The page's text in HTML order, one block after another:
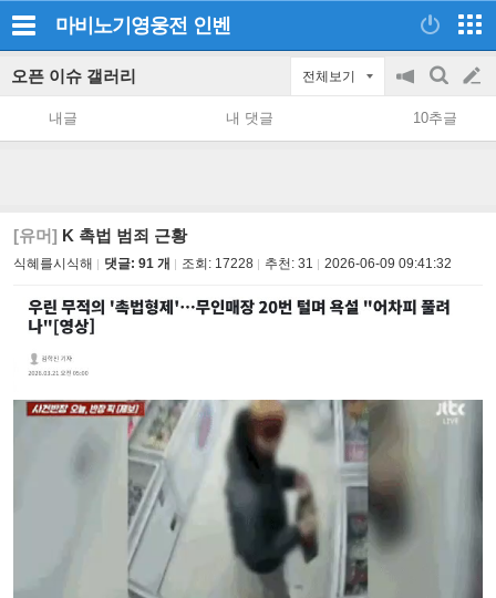
마비노기영웅전 인벤
오픈 이슈 갤러리 전체보기
공
지
on/off
검
색
글
쓰
내글 내 댓글 10추글
[유머] K 촉법 범죄 근황
식혜를시식해 댓글: 91 개 조회: 17228 추천: 31 2026-06-09 09:41:32